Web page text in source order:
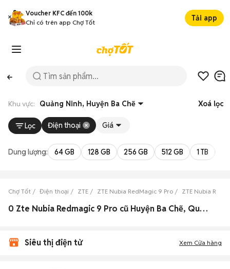
Voucher KFC đến 100k
Chỉ có trên app Chợ Tốt
Tải app
Khu vực: Quảng Ninh, Huyện Ba Chẽ Xoá lọc
Lọc Điện thoại Giá
Dung lượng: 64 GB 128 GB 256 GB 512 GB 1 TB
Chợ Tốt Điện thoại ZTE ZTE Nubia RedMagic 9 Pro ZTE Nubia
0 Zte Nubia Redmagic 9 Pro cũ Huyện Ba Chẽ, Quảng Ninh đẹp
Siêu thị điện tử Xem Cửa hàng